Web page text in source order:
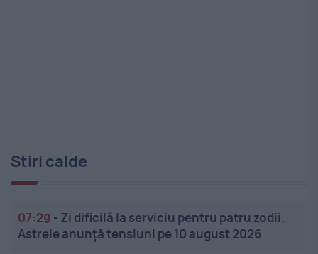
Stiri calde
07:29 - Zi dificilă la serviciu pentru patru zodii.
Astrele anunță tensiuni pe 10 august 2026